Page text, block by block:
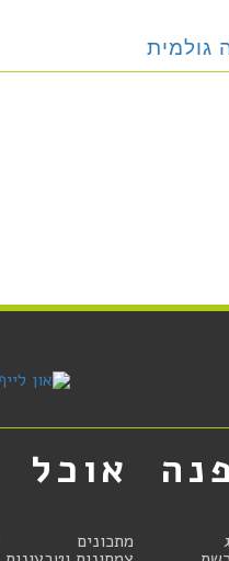
גולמית
אוכל
מתכונים